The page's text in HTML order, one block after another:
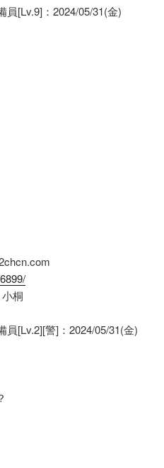
員[Lv.9]：2024/05/31(金)
桐
[Lv.2][警]：2024/05/31(金)